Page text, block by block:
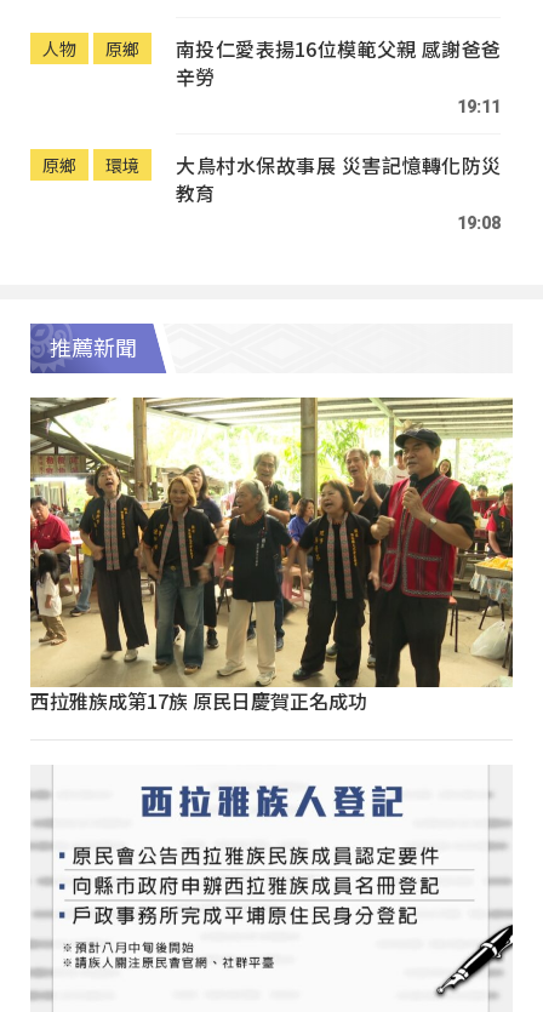
人物 原鄉
南投仁愛表揚16位模範父親 感謝爸爸
辛勞
19:11
原鄉 環境
大鳥村水保故事展 災害記憶轉化防災
教育
19:08
推薦新聞
西拉雅族成第17族 原民日慶賀正名成功